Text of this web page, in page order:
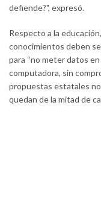
defiende?", expresó.
Respecto a la
conocimientos deben
para “no meter datos
computadora, sin
propuestas estatales
quedan de la mitad de